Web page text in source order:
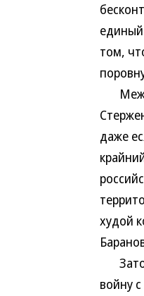
том,
даже
худой
Зато
войну